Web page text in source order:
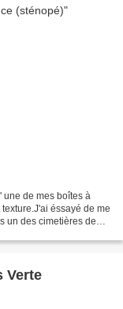
une de mes boîtes à
éssayé de me
un des cimetières de
Verte